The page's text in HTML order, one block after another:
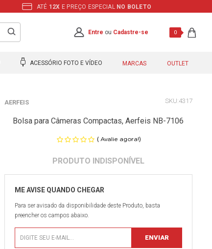
ATÉ 12X E PREÇO ESPECIAL NO BOLETO
Entre ou Cadastre-se 0
ACESSÓRIO FOTO E VÍDEO MARCAS OUTLET
AERFEIS 4317
Bolsa para Câmeras Compactas, Aerfeis NB-7106
( Avalie agora!)
Para ser avisado da disponibilidade deste Produto, basta
preencher os campos abaixo.